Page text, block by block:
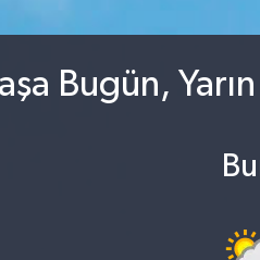
Bugün,